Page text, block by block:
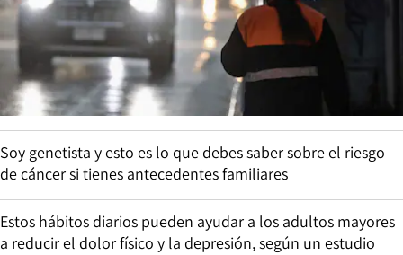
Soy genetista y esto es lo que debes saber sobre el riesgo
de cáncer si tienes antecedentes familiares
Estos hábitos diarios pueden ayudar a los adultos mayores
a reducir el dolor físico y la depresión, según un estudio